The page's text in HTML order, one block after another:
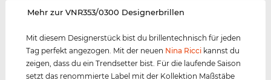
‌Mehr zur VNR353/0300 Designerbrillen
Mit diesem Designerstück bist du brillentechnisch für jeden
Tag perfekt angezogen. Mit der neuen Nina Ricci kannst du
zeigen, dass du ein Trendsetter bist. Für die laufende Saison
setzt das renommierte Label mit der Kollektion Maßstäbe